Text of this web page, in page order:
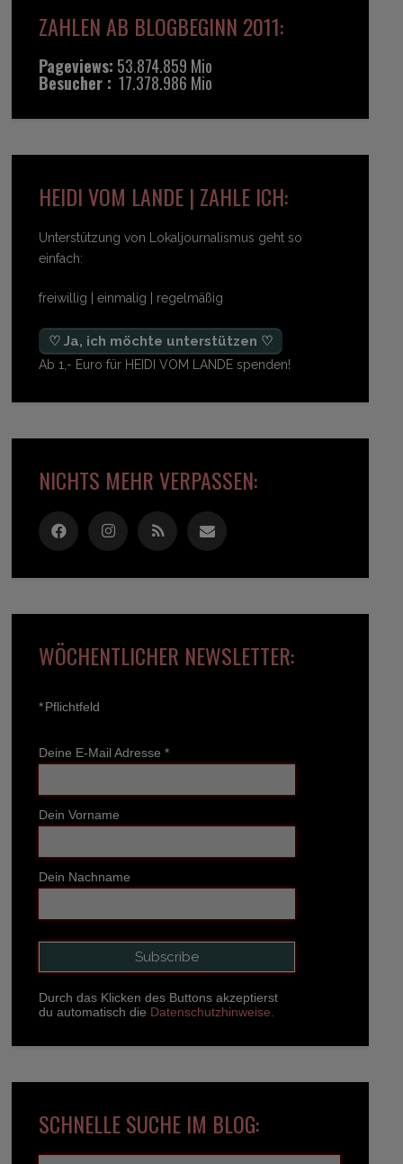
ZAHLEN AB BLOGBEGINN 2011:
Pageviews: 53.874.859 Mio
Besucher : 17.378.986 Mio
HEIDI VOM LANDE | ZAHLE ICH:
Unterstützung von Lokaljournalismus geht so
einfach:
freiwillig | einmalig | regelmäßig
♡ Ja, ich möchte unterstützen ♡
Ab 1,- Euro für HEIDI VOM LANDE spenden!
NICHTS MEHR VERPASSEN:
WÖCHENTLICHER NEWSLETTER:
*Pflichtfeld
Deine E-Mail Adresse *
Dein Vorname
Dein Nachname
Durch das Klicken des Buttons akzeptierst
du automatisch die Datenschutzhinweise.
SCHNELLE SUCHE IM BLOG: